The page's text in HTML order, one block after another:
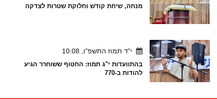
מנחה, שיחת קודש וחלוקת שטרות לצדקה
י"ד תמוז התשפ"ו, 10:08
בהתוועדות י"ג תמוז: החטוף ששוחרר הגיע
להודות ב-770